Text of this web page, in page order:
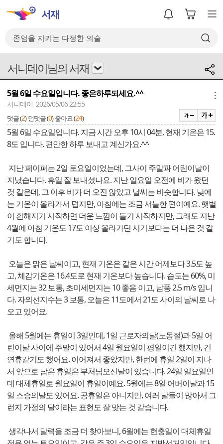
서니데이님의 서재
5월 6일 수요일입니다. 좋은하루되세요.^^
서니데이 2026/05/06 22:55
댓글 (2) 먼댓글 (0) 좋아요 (24)
5월 6일 수요일입니다. 지금 시간 오후 10시 04분, 현재 기온은 15.
8도 입니다. 편안한 하루 보내고 계신가요.^^
지난 페이퍼는 2일 토요일이었는데, 그사이 주말과 어린이날이
지났습니다. 휴일 잘 보내셨나요. 지난 일요일 오전에 비가 왔던
것 같은데, 그 이후 비가 더 오진 않았고 날씨는 비슷합니다. 낮에
는 기온이 올라가서 덥지만, 아침에는 조금 서늘한 편이예요. 햇볕
이 환해지기 시작하면 더운 느낌이 들기 시작하지만, 그래도 지난
4월에 아침 기온도 17도 이상 올라가던 시기보다는 더 나은 것 같
기도 합니다.
오늘은 맑은 날씨이고, 현재 기온은 같은 시간 어제보다 3.5도 높
고, 체감기온은 16.4도로 현재 기온보다 높습니다. 습도는 60%, 미
세먼지는 32 보통, 초미세먼지는 10 좋음 이고, 남풍 2.5 m/s 입니
다. 자외선지수는 3 보통, 오늘은 11도에서 21도 사이의 날씨로 나
오고 있어요.
올해 5월에는 휴일이 3일인데, 1일 근로자의날(노동절)과 5일 어
린이날 사이에 주말이 있어서 4일 월요일이 평일이긴 했지만, 긴
연휴같기도 했어요. 이어져서 좋았지만, 한번에 휴일 2일이 지나
서 앞으로 남은 휴일은 부처님오신날이 있습니다. 24일 일요일인
데 대체휴일로 월요일이 휴일이예요. 5월에는 8일 어버이날과 15
일 스승의날도 있어요. 공휴일은 아니지만, 여러 날들이 많아서 그
런지 가정의 달이라는 표현도 잘 맞는 것 같습니다.
생각나서 달력을 조금 더 찾아보니, 6월에는 현충일이 대체휴일